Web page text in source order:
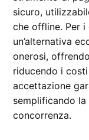
sicuro,
che offline. Per
un’alternativa
onerosi,
riducendo i
accettazione
semplificando
concorrenza.